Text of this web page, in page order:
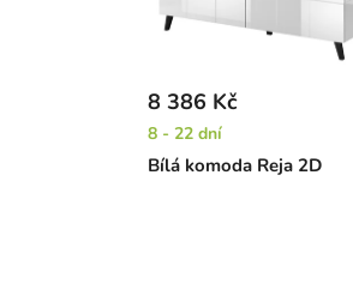
Bílá komoda Reja 2D
8 386 Kč
8 - 22 dní